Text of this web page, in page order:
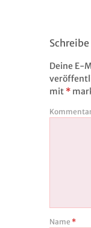
Deine E-
mit *
Name *